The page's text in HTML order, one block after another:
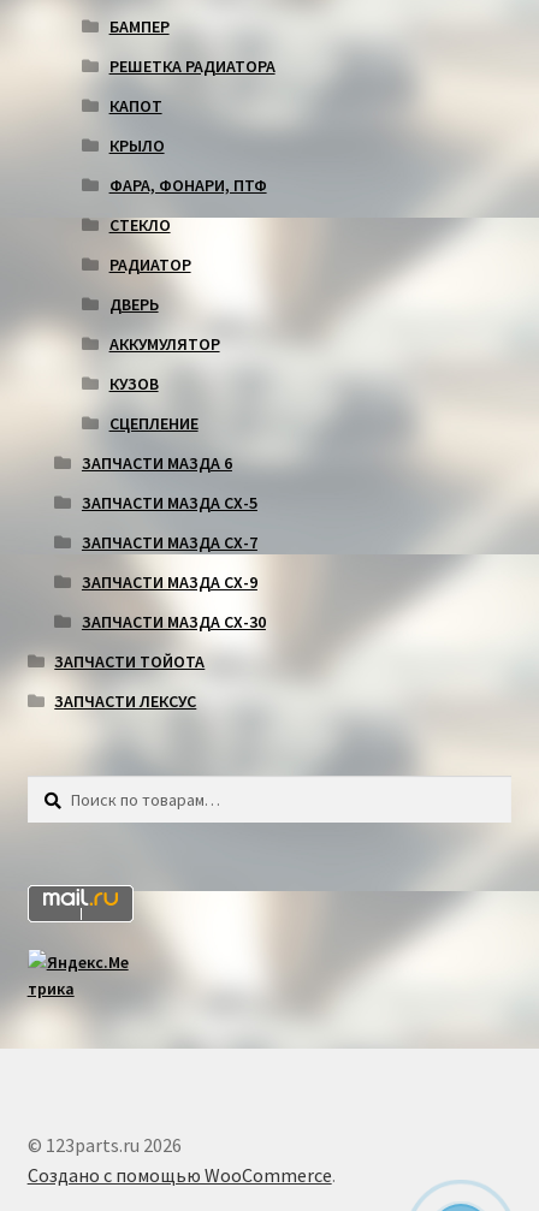
БАМПЕР
РЕШЕТКА РАДИАТОРА
КАПОТ
КРЫЛО
ФАРА, ФОНАРИ, ПТФ
СТЕКЛО
РАДИАТОР
ДВЕРЬ
АККУМУЛЯТОР
КУЗОВ
СЦЕПЛЕНИЕ
ЗАПЧАСТИ МАЗДА 6
ЗАПЧАСТИ МАЗДА СХ-5
ЗАПЧАСТИ МАЗДА СХ-7
ЗАПЧАСТИ МАЗДА СХ-9
ЗАПЧАСТИ МАЗДА СХ-30
ЗАПЧАСТИ ТОЙОТА
ЗАПЧАСТИ ЛЕКСУС
Искать:
Поиск
© 123parts.ru 2026
Создано с помощью WooCommerce.